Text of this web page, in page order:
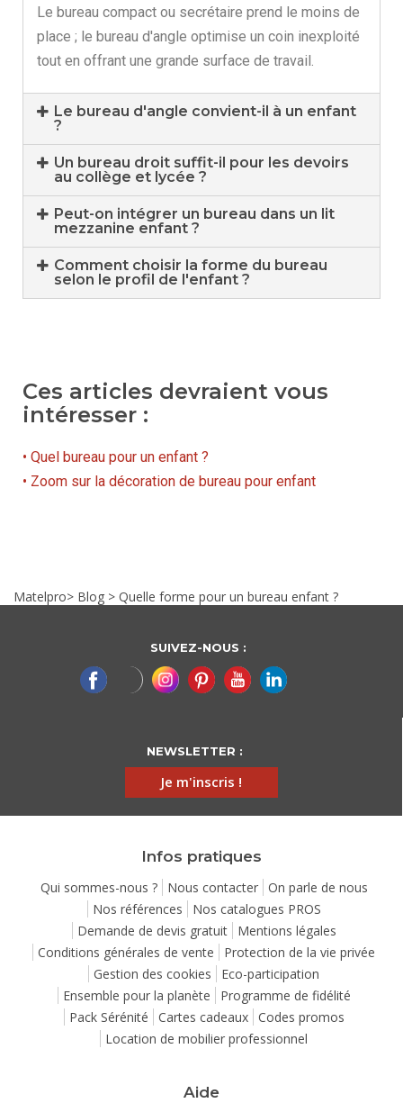
Le bureau compact ou secrétaire prend le moins de
place ; le bureau d'angle optimise un coin inexploité
tout en offrant une grande surface de travail.
Le bureau d'angle convient-il à un enfant
?
Un bureau droit suffit-il pour les devoirs
au collège et lycée ?
Peut-on intégrer un bureau dans un lit
mezzanine enfant ?
Comment choisir la forme du bureau
selon le profil de l'enfant ?
Ces articles devraient vous
intéresser :
• Quel bureau pour un enfant ?
• Zoom sur la décoration de bureau pour enfant
Matelpro> Blog > Quelle forme pour un bureau enfant ?
SUIVEZ-NOUS :
NEWSLETTER :
Je m'inscris !
Infos pratiques
Qui sommes-nous ? Nous contacter
On parle de nous
Nos références
Nos catalogues PROS
Demande de devis gratuit
Mentions légales
Conditions générales de vente
Protection de la vie privée
Gestion des cookies
Eco-participation
Ensemble pour la planète
Programme de fidélité
Pack Sérénité
Cartes cadeaux
Codes promos
Location de mobilier professionnel
Aide